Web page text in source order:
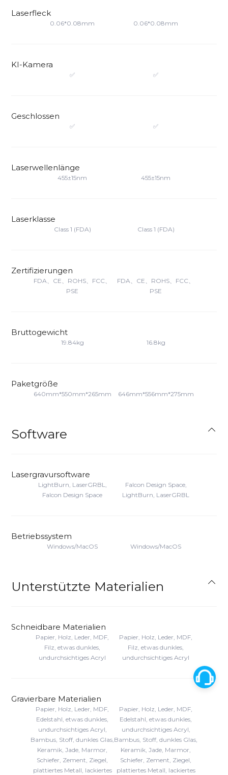
Laserfleck
0.06*0.08mm 0.06*0.08mm
KI-Kamera
✅ ✅
Geschlossen
✅ ✅
Laserwellenlänge
455±15nm 455±15nm
Laserklasse
Class 1 (FDA) Class 1 (FDA)
Zertifizierungen
FDA、CE、ROHS、FCC、
PSE
FDA、CE、ROHS、FCC、
PSE
Bruttogewicht
19.84kg 16.8kg
Paketgröße
640mm*550mm*265mm 646mm*556mm*275mm
Software
Lasergravursoftware
LightBurn, LaserGRBL,
Falcon Design Space
Falcon Design Space,
LightBurn, LaserGRBL
Betriebssystem
Windows/MacOS Windows/MacOS
Unterstützte Materialien
Schneidbare Materialien
Papier, Holz, Leder, MDF,
Filz, etwas dunkles,
undurchsichtiges Acryl
Papier, Holz, Leder, MDF,
Filz, etwas dunkles,
undurchsichtiges Acryl
Gravierbare Materialien
Papier, Holz, Leder, MDF,
Edelstahl, etwas dunkles,
undurchsichtiges Acryl,
Bambus, Stoff, dunkles Glas,
Keramik, Jade, Marmor,
Schiefer, Zement, Ziegel,
plattiertes Metall, lackiertes
Papier, Holz, Leder, MDF,
Edelstahl, etwas dunkles,
undurchsichtiges Acryl,
Bambus, Stoff, dunkles Glas,
Keramik, Jade, Marmor,
Schiefer, Zement, Ziegel,
plattiertes Metall, lackiertes